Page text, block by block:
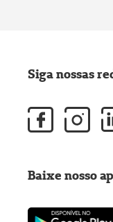
Siga nossas
Baixe nosso